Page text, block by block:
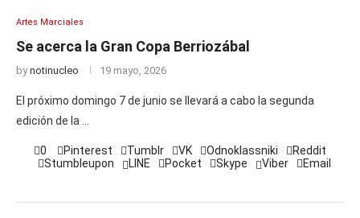
Artes Marciales
Se acerca la Gran Copa Berriozábal
bynotinucleo 19 mayo, 2026
El próximo domingo 7 de junio se llevará a cabo la segunda
edición de la …
0 Pinterest Tumblr VK Odnoklassniki
Reddit
Stumbleupon
LINE Pocket Skype Viber Email